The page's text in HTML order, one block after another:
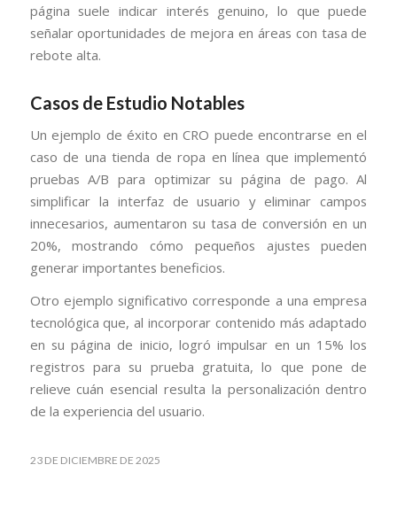
página suele indicar interés genuino, lo que puede
señalar oportunidades de mejora en áreas con tasa de
rebote alta.
Casos de Estudio Notables
Un ejemplo de éxito en CRO puede encontrarse en el
caso de una tienda de ropa en línea que implementó
pruebas A/B para optimizar su página de pago. Al
simplificar la interfaz de usuario y eliminar campos
innecesarios, aumentaron su tasa de conversión en un
20%, mostrando cómo pequeños ajustes pueden
generar importantes beneficios.
Otro ejemplo significativo corresponde a una empresa
tecnológica que, al incorporar contenido más adaptado
en su página de inicio, logró impulsar en un 15% los
registros para su prueba gratuita, lo que pone de
relieve cuán esencial resulta la personalización dentro
de la experiencia del usuario.
23 DE DICIEMBRE DE 2025